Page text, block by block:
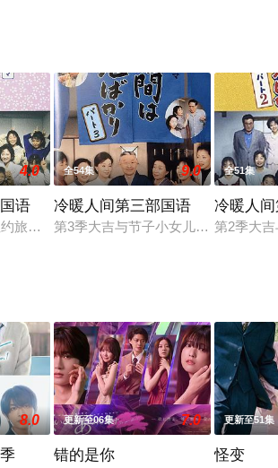
删减完整版电视剧全集就上天堂电影
4.0
语
旅行的途中突然死去，住在节子附近的好
全54集 9.0
冷暖人间第三部国语
第3季大吉与节子小女儿长子被婆婆
全51集
冷暖人
第2季大
8.0 更新至06集 7.0
错的是你
更新至51集
怪变